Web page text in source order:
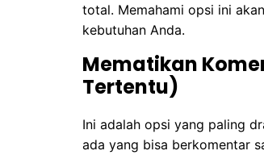
total. Memahami opsi ini
kebutuhan Anda.
Mematikan
Tertentu)
Ini adalah opsi yang paling
ada yang bisa berkomentar